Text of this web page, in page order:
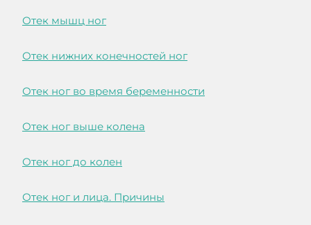
Отек мышц ног
Отек нижних конечностей ног
Отек ног во время беременности
Отек ног выше колена
Отек ног до колен
Отек ног и лица. Причины